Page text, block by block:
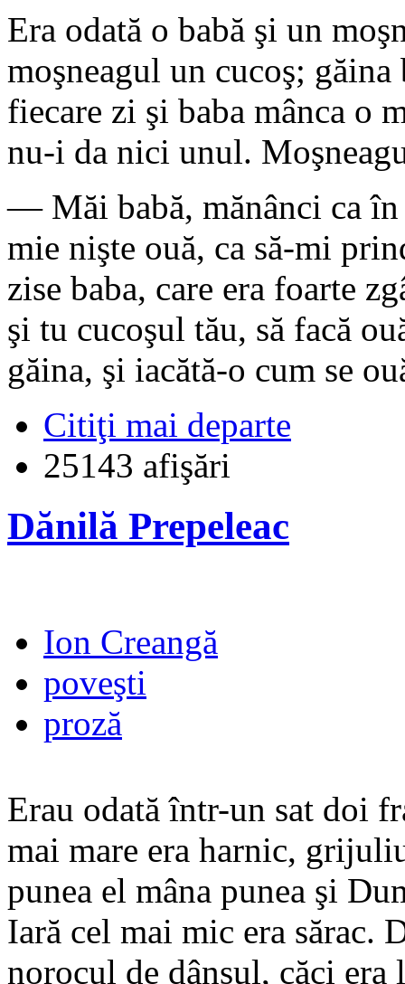
Era odată o babă şi un
moşneagul un cucoş; găina
fiecare zi şi baba mânca o
nu-i da nici unul.
— Măi babă, mănânci ca
mie nişte ouă, ca să-mi
zise baba, care era foarte
şi tu cucoşul tău, să facă
găina, şi iacătă-o cum se
Citiţi mai departe
25143 afişări
Dănilă Prepeleac
Ion Creangă
poveşti
proză
Erau odată într-un sat doi
mai mare era harnic,
punea el mâna punea şi
Iară cel mai mic era sărac.
norocul de dânsul, căci